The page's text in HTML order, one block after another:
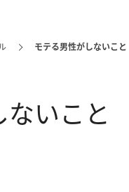
モテる男性がしないこと
いこと